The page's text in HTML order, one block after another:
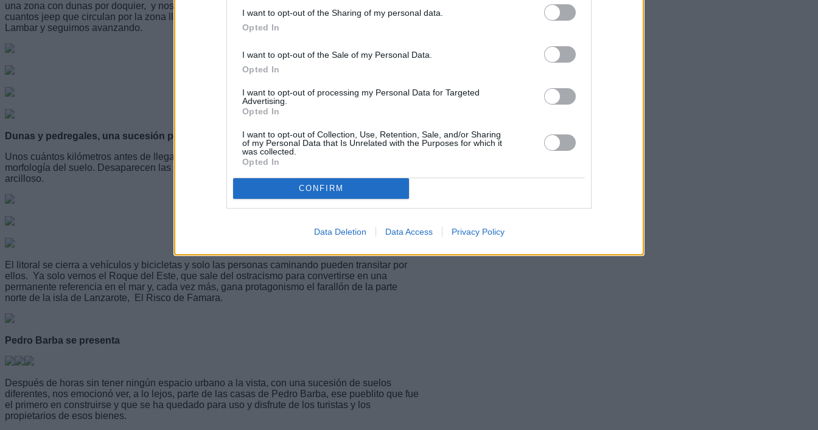
I want to opt-out of the Sharing of my personal data.
Opted In
I want to opt-out of the Sale of my Personal Data.
Opted In
I want to opt-out of processing my Personal Data for Targeted
Advertising.
Opted In
I want to opt-out of Collection, Use, Retention, Sale, and/or Sharing
of my Personal Data that Is Unrelated with the Purposes for which it
was collected.
Opted In
CONFIRM
Data Deletion Data Access Privacy Policy
una zona con dunas por doquier, y nos adentramos en un camino que compartimos con unos
cuantos jeep que circulan por la zona llenos de turistas. Llegamos a la Playa del Ámbar o de
Lambar y seguimos avanzando.
Dunas y pedregales, una sucesión permanente
Unos cuántos kilómetros antes de llegar a Pedro Barba, vuelve a cambiar la composición
morfología del suelo. Desaparecen las dunas, que dan paso a un suelo muy pedregoso y
arcilloso.
El litoral se cierra a vehículos y bicicletas y solo las personas caminando pueden transitar por
ellos. Ya solo vemos el Roque del Este, que sale del ostracismo para convertirse en una
permanente referencia en el mar y, cada vez más, gana protagonismo el farallón de la parte
norte de la isla de Lanzarote, El Risco de Famara.
Pedro Barba se presenta
Después de horas sin tener ningún espacio urbano a la vista, con una sucesión de suelos
diferentes, nos emocionó ver, a lo lejos, parte de las casas de Pedro Barba, ese pueblito que fue
el primero en construirse y que se ha quedado para uso y disfrute de los turistas y los
propietarios de esos bienes.